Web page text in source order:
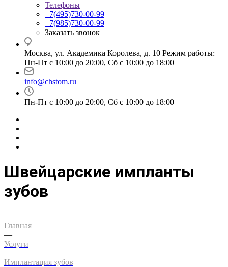
Телефоны
+7(495)730-00-99
+7(985)730-00-99
Заказать звонок
Москва, ул. Академика Королева, д. 10 Режим работы:
Пн-Пт с 10:00 до 20:00, Сб с 10:00 до 18:00
info@chstom.ru
Пн-Пт с 10:00 до 20:00, Сб с 10:00 до 18:00
Швейцарские импланты
зубов
Главная
—
Услуги
—
Имплантация зубов